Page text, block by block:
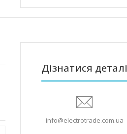
Дізнатися деталі
info@electrotrade.com.ua